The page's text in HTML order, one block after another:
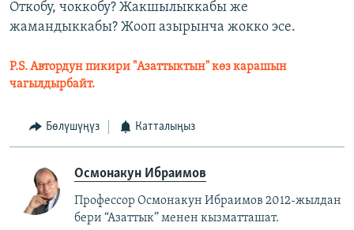
Откобу, чоккобу? Жакшылыккабы же
жамандыккабы? Жооп азырынча жокко эсе.
P.S. Автордун пикири "Азаттыктын" көз карашын
чагылдырбайт.
Бөлүшүңүз Катталыңыз
Осмонакун Ибраимов
Профессор Осмонакун Ибраимов 2012-жылдан
бери “Азаттык” менен кызматташат.